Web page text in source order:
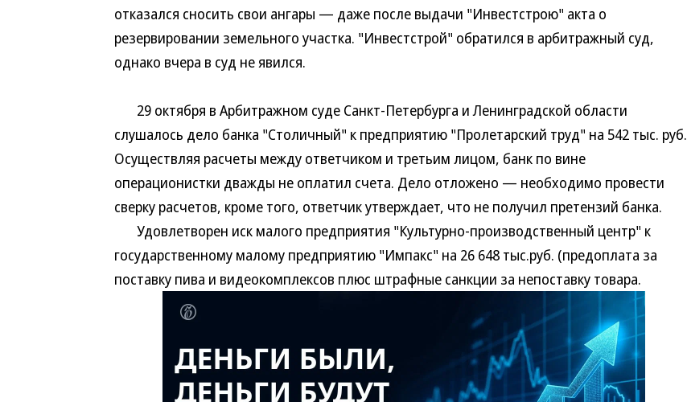
отказался сносить свои ангары — даже после выдачи "Инвестстрою" акта о
резервировании земельного участка. "Инвестстрой" обратился в арбитражный суд,
однако вчера в суд не явился.
29 октября в Арбитражном суде Санкт-Петербурга и Ленинградской области
слушалось дело банка "Столичный" к предприятию "Пролетарский труд" на 542 тыс. руб.
Осуществляя расчеты между ответчиком и третьим лицом, банк по вине
операционистки дважды не оплатил счета. Дело отложено — необходимо провести
сверку расчетов, кроме того, ответчик утверждает, что не получил претензий банка.
Удовлетворен иск малого предприятия "Культурно-производственный центр" к
государственному малому предприятию "Импакс" на 26 648 тыс.руб. (предоплата за
поставку пива и видеокомплексов плюс штрафные санкции за непоставку товара.